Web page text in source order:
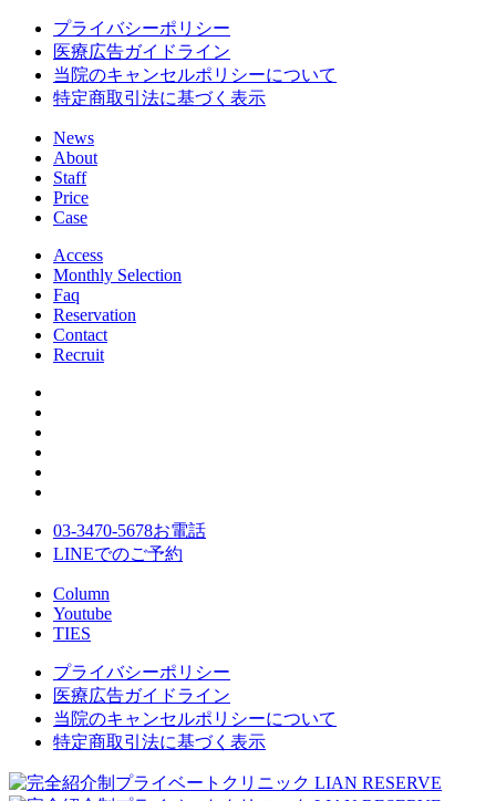
プライバシーポリシー
医療広告ガイドライン
当院のキャンセルポリシーについて
特定商取引法に基づく表示
News
About
Staff
Price
Case
Access
Monthly Selection
Faq
Reservation
Contact
Recruit
03-3470-5678お電話
LINEでのご予約
Column
Youtube
TIES
プライバシーポリシー
医療広告ガイドライン
当院のキャンセルポリシーについて
特定商取引法に基づく表示